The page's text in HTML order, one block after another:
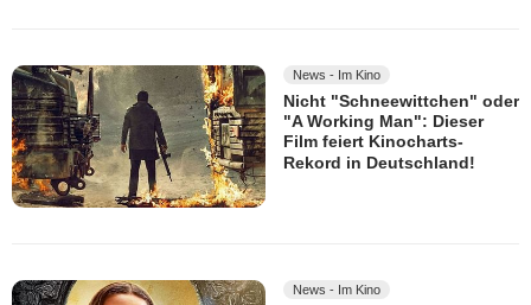
News - Im Kino
Nicht "Schneewittchen" oder
"A Working Man": Dieser
Film feiert Kinocharts-
Rekord in Deutschland!
News - Im Kino